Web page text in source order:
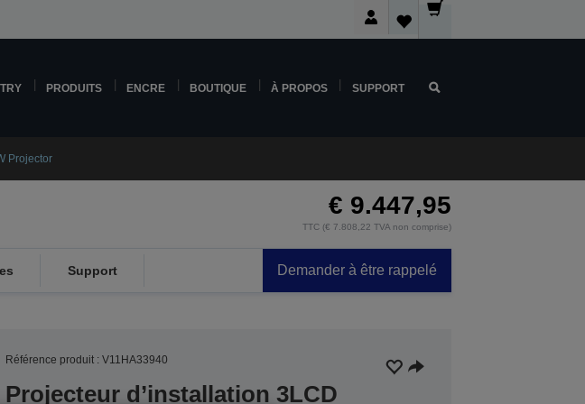
PRODUITS ENCRE BOUTIQUE À PROPOS SUPPORT
Projector
€ 9.447,95
TTC (€ 7.808,22 TVA non comprise)
Support Demander à être rappelé
Référence produit : V11HA33940
Projecteur d’installation 3LCD